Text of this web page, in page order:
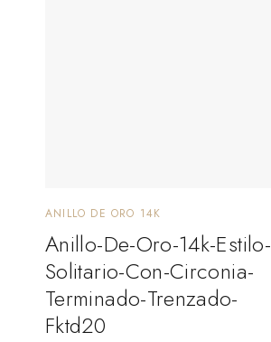
ANILLO DE ORO 14K
Anillo-De-Oro-14k-Estilo-
Solitario-Con-Circonia-
Terminado-Trenzado-
Fktd20